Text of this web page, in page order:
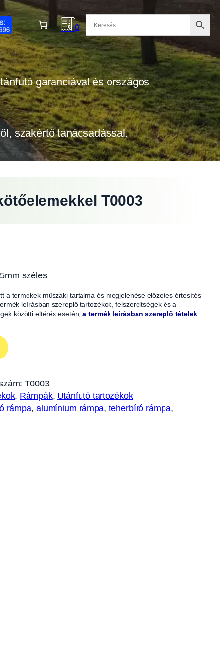
0
garanciával és országos
szakértő tanácsadással.
T0003
széles
a termékek műszaki tartalma és megjelenése előzetes értesítés
leírásban szereplő tartozékok, felszereltségek és a
közötti eltérés esetén,a termék leírásban szereplő tételek
T0003
, Rámpák, Utánfutó tartozékok
rámpa, alumínium rámpa, teherbíró rámpa